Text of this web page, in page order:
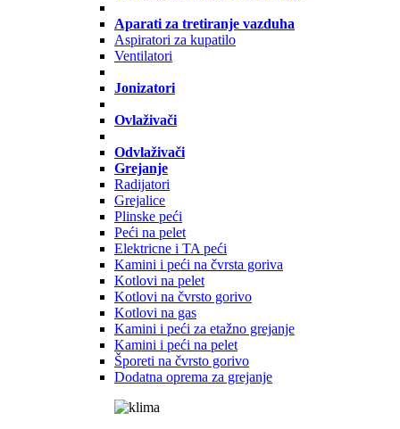
Aparati za tretiranje vazduha
Aspiratori za kupatilo
Ventilatori
Jonizatori
Ovlaživači
Odvlaživači
Grejanje
Radijatori
Grejalice
Plinske peći
Peći na pelet
Elektricne i TA peći
Kamini i peći na čvrsta goriva
Kotlovi na pelet
Kotlovi na čvrsto gorivo
Kotlovi na gas
Kamini i peći za etažno grejanje
Kamini i peći na pelet
Šporeti na čvrsto gorivo
Dodatna oprema za grejanje